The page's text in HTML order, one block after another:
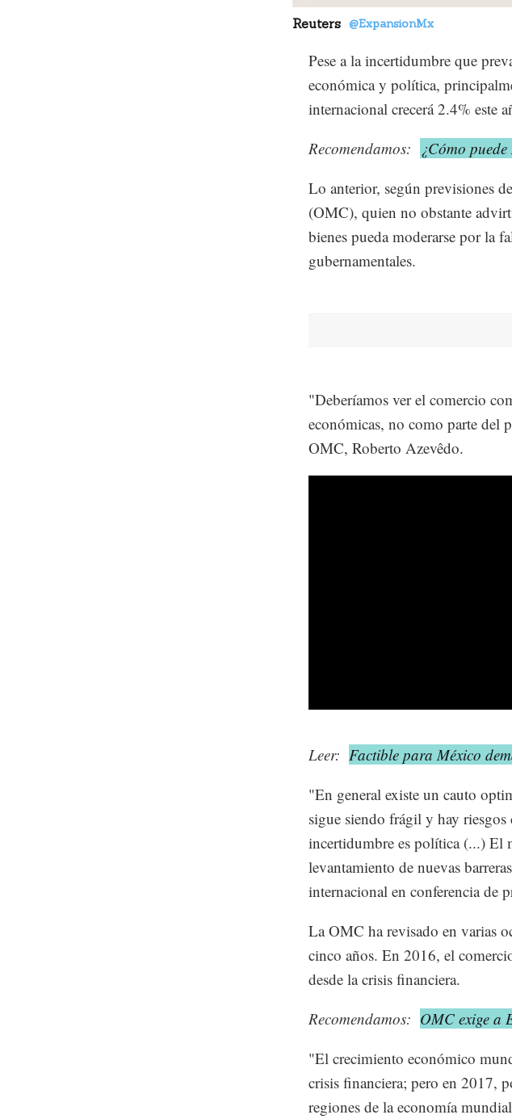
Reuters @ExpansionMx
Pese a la incertidumbre que
económica y política,
internacional crecerá 2.4% este
Recomendamos:
¿Cómo
Lo anterior, según previsiones
(OMC), quien no obstante
bienes pueda moderarse por la
gubernamentales.
"Deberíamos ver el comercio
económicas, no como parte del
OMC, Roberto Azevêdo.
Leer: Factible para México
"En general existe un cauto
sigue siendo frágil y hay
incertidumbre es política (...) El
levantamiento de nuevas
internacional en conferencia de
La OMC ha revisado en varias
cinco años. En 2016, el
desde la crisis financiera.
Recomendamos: OMC exige a
"El crecimiento económico
crisis financiera; pero en 2017,
regiones de la economía